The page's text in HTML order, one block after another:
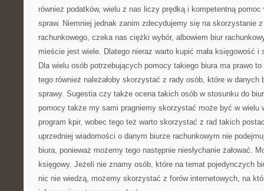
również podatków, wielu z nas liczy prędką i kompetentną pomoc
spraw. Niemniej jednak zanim zdecydujemy się na skorzystanie
rachunkowego, czeka nas ciężki wybór, albowiem biur
mieście jest wiele. Dlatego nieraz warto kupić mała księgowość
Dla wielu osób potrzebujących pomocy takiego biura ma prawo
tego również należałoby skorzystać z rady osób, które w danych
sprawy. Sugestia czy także ocena takich osób w stosunku do
pomocy także my sami pragniemy skorzystać może być w wielu
program kpir, wobec tego też warto skorzystać z rad takich
uprzedniej wiadomości o danym biurze rachunkowym nie
biura, ponieważ możemy tego następnie niesłychanie żałować.
księgowy. Jeżeli nie znamy osób, które na temat pojedynczych
nic nie wiedzą, możemy skorzystać z forów internetowych, na